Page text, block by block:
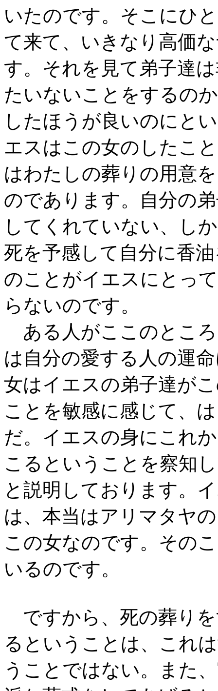
いたのです。そこにひ
て来て、いきなり高価
す。それを見て弟子達
たいないことをするの
したほうが良いのにと
エスはこの女のしたこ
はわたしの葬りの用意
のであります。自分の
してくれていない、し
死を予感して自分に香
のことがイエスにとっ
らないのです。
ある人がここのとこ
は自分の愛する人の運
女はイエスの弟子達が
ことを敏感に感じて、
だ。イエスの身にこれ
こるということを察知
と説明しております。
は、本当はアリマタヤ
この女なのです。その
いるのです。
ですから、死の葬り
るということは、これ
うことではない。また